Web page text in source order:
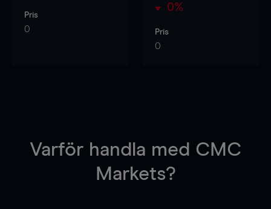
Pris
0
0%
Pris
0
Varför handla med CMC
Markets?